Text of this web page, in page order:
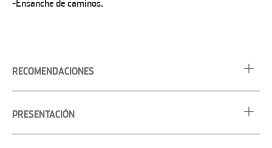
RECOMENDACIONES
PRESENTACIÓN